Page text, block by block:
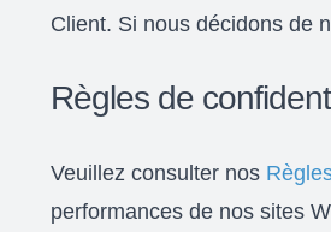
Client. Si nous décidons de
Règles de
Veuillez consulter nos
performances de nos sites